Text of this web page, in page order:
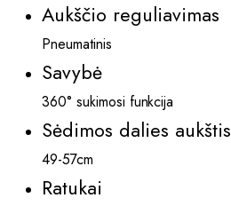
Aukščio reguliavimas
Pneumatinis
Savybė
360° sukimosi funkcija
Sėdimos dalies aukštis
49-57cm
Ratukai